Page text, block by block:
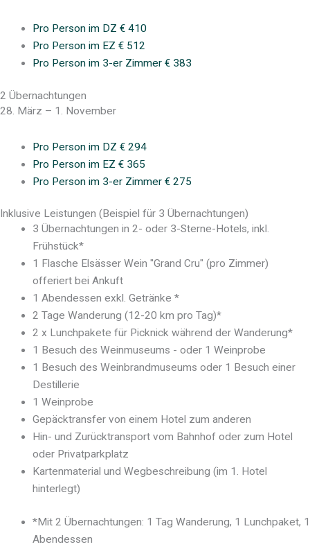
Pro Person im DZ € 410
Pro Person im EZ € 512
Pro Person im 3-er Zimmer € 383
2 Übernachtungen
28. März – 1. November
Pro Person im DZ € 294
Pro Person im EZ € 365
Pro Person im 3-er Zimmer € 275
Inklusive Leistungen (Beispiel für 3 Übernachtungen)
3 Übernachtungen in 2- oder 3-Sterne-Hotels, inkl.
Frühstück*
1 Flasche Elsässer Wein "Grand Cru" (pro Zimmer)
offeriert bei Ankuft
1 Abendessen exkl. Getränke *
2 Tage Wanderung (12-20 km pro Tag)*
2 x Lunchpakete für Picknick während der Wanderung*
1 Besuch des Weinmuseums - oder 1 Weinprobe
1 Besuch des Weinbrandmuseums oder 1 Besuch einer
Destillerie
1 Weinprobe
Gepäcktransfer von einem Hotel zum anderen
Hin- und Zurücktransport vom Bahnhof oder zum Hotel
oder Privatparkplatz
Kartenmaterial und Wegbeschreibung (im 1. Hotel
hinterlegt)
*Mit 2 Übernachtungen: 1 Tag Wanderung, 1 Lunchpaket, 1
Abendessen